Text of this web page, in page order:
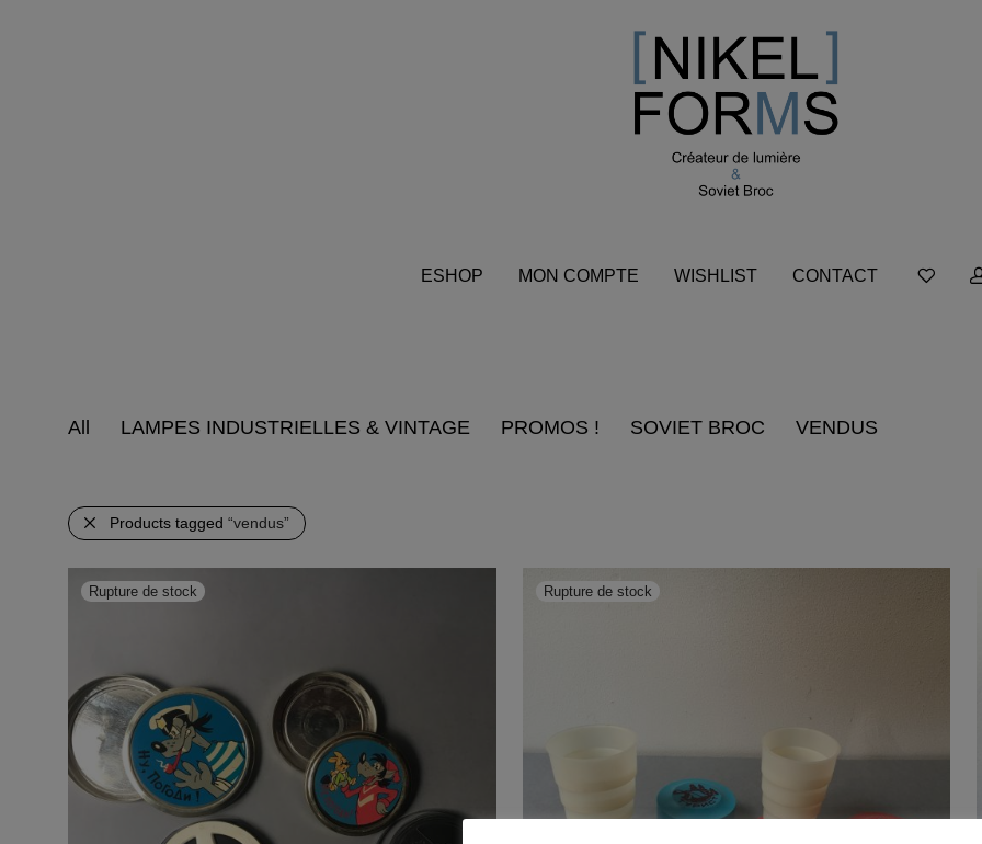
ESHOP MON COMPTE WISHLIST CONTACT
All LAMPES INDUSTRIELLES & VINTAGE PROMOS ! SOVIET BROC VENDUS
Products tagged “vendus”